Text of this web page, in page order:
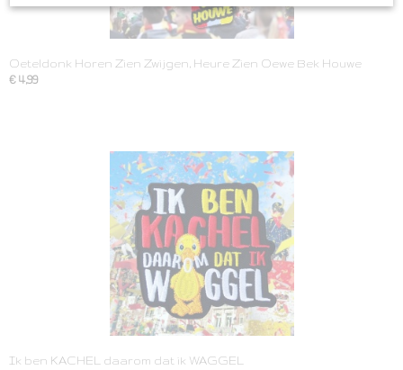
Oeteldonk Horen Zien Zwijgen, Heure Zien Oewe Bek Houwe
€ 4,99
Ik ben KACHEL daarom dat ik WAGGEL